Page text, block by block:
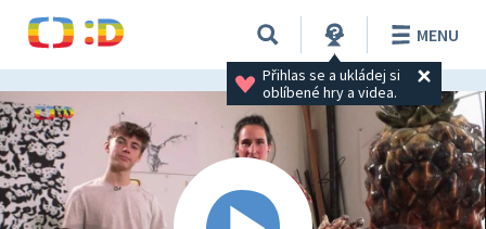
Přihlas se a ukládej si
oblíbené hry a videa.
MENU